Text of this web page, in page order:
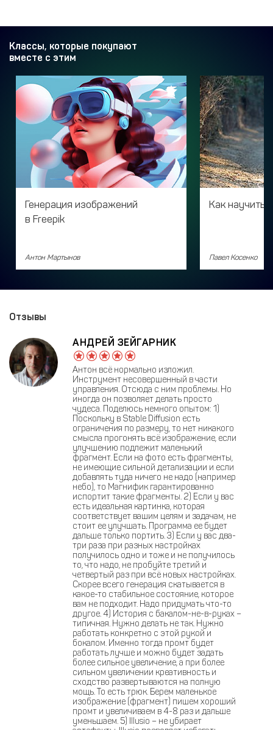
Классы, которые покупают
вместе с этим
Генерация изображений
в Freepik
Антон Мартынов
Как
Павел Косенко
Отзывы
АНДРЕЙ ЗЕЙГАРНИК
Антон всё нормально изложил.
Инструмент несовершенный в части
управления. Отсюда с ним проблемы. Но
иногда он позволяет делать просто
чудеса. Поделюсь немного опытом: 1)
Поскольку в Stable Diffusion есть
ограничения по размеру, то нет никакого
смысла прогонять всё изображение, если
улучшению подлежит маленький
фрагмент. Если на фото есть фрагменты,
не имеющие сильной детализации и если
добавлять туда ничего не надо (например
небо), то Магнифик гарантированно
испортит такие фрагменты. 2) Если у вас
есть идеальная картинка, которая
соответствует вашим целям и задачам, не
стоит ее улучшать. Программа ее будет
дальше только портить. 3) Если у вас два-
три раза при разных настройках
получилось одно и тоже и не получилось
то, что надо, не пробуйте третий и
четвертый раз при всё новых настройках.
Скорее всего генерация скатывается в
какое-то стабильное состояние, которое
вам не подходит. Надо придумать что-то
другое. 4) История с бакалом-не-в-руках –
типичная. Нужно делать не так. Нужно
работать конкретно с этой рукой и
бокалом. Именно тогда промт будет
работать лучше и можно будет задать
более сильное увеличение, а при более
сильном увеличении креативность и
сходство развертываются на полную
мощь. То есть трюк. Берем маленькое
изображение (фрагмент) пишем хороший
промт и увеличиваем в 4-8 раз и дальше
уменьшаем. 5) Illusio – не убирает